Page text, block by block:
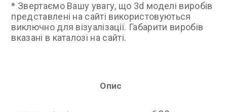
* Звертаємо Вашу увагу, що 3d моделі виробів
представлені на сайті використовуються
виключно для візуалізації. Габарити виробів
вказані в каталозі на сайті.
Опис